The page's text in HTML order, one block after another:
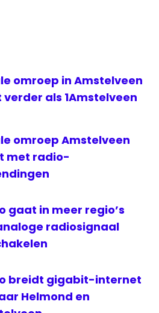
omroep in Amstelveen
als 1Amstelveen
omroep Amstelveen
met radio-
gaat in meer regio’s
radiosignaal
breidt gigabit-internet
Helmond en